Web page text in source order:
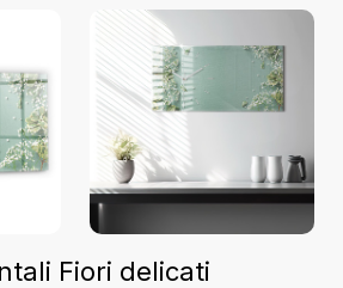
Fiori delicati